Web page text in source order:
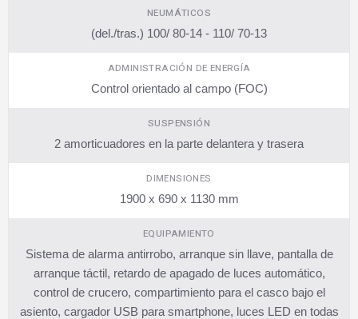
NEUMÁTICOS
(del./tras.) 100/ 80-14 - 110/ 70-13
ADMINISTRACIÓN DE ENERGÍA
Control orientado al campo (FOC)
SUSPENSIÓN
2 amorticuadores en la parte delantera y trasera
DIMENSIONES
1900 x 690 x 1130 mm
EQUIPAMIENTO
Sistema de alarma antirrobo, arranque sin llave, pantalla de
arranque táctil, retardo de apagado de luces automático,
control de crucero, compartimiento para el casco bajo el
asiento, cargador USB para smartphone, luces LED en todas